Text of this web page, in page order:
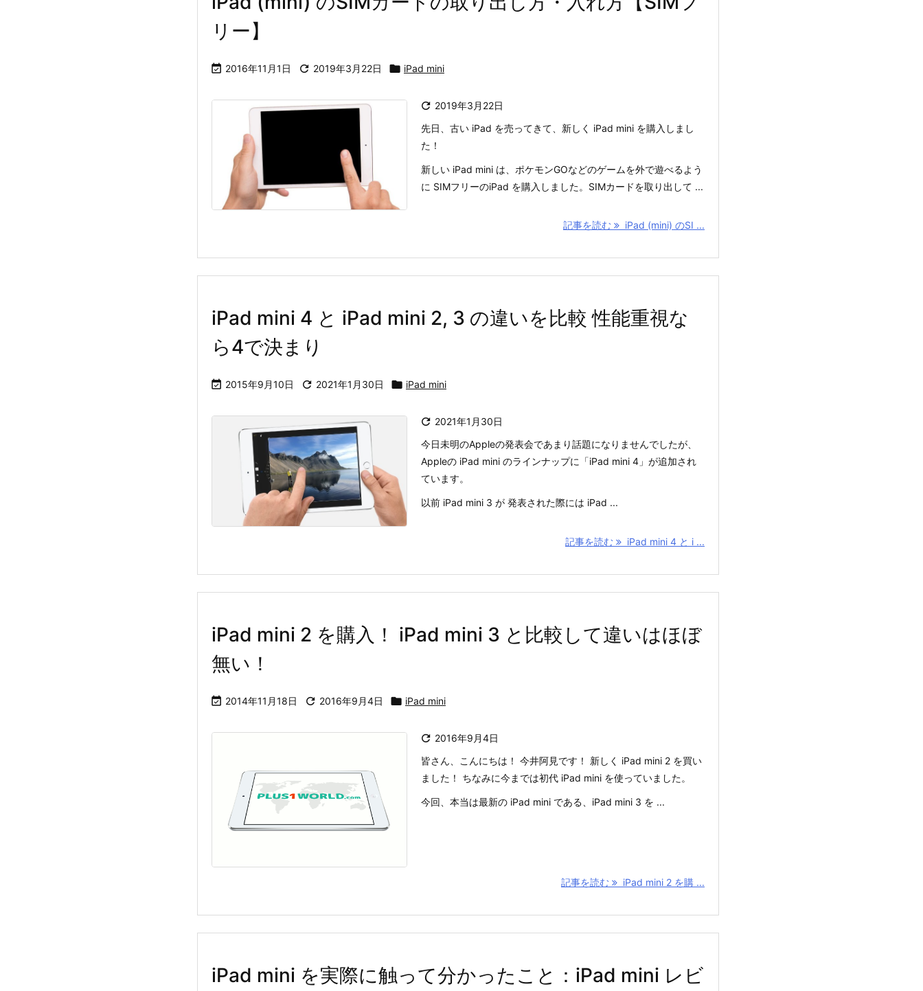
リー】
 2016年11月1日  2019年3月22日  iPad mini
 2019年3月22日
先日、古い iPad を売ってきて、新しく iPad mini を購入しまし
た！
新しい iPad mini は、ポケモンGOなどのゲームを外で遊べるよう
に SIMフリーのiPad を購入しました。SIMカードを取り出して ...
記事を読む iPad (mini) のSI ...
iPad mini 4 と iPad mini 2, 3 の違いを比較 性能重視な
ら4で決まり
 2015年9月10日  2021年1月30日  iPad mini
 2021年1月30日
今日未明のAppleの発表会であまり話題になりませんでしたが、
Appleの iPad mini のラインナップに「iPad mini 4」が追加され
ています。
以前 iPad mini 3 が 発表された際には iPad ...
記事を読む iPad mini 4 と i ...
iPad mini 2 を購入！ iPad mini 3 と比較して違いはほぼ
無い！
 2014年11月18日  2016年9月4日  iPad mini
 2016年9月4日
皆さん、こんにちは！ 今井阿見です！ 新しく iPad mini 2 を買い
ました！ ちなみに今までは初代 iPad mini を使っていました。
今回、本当は最新の iPad mini である、iPad mini 3 を ...
記事を読む iPad mini 2 を購 ...
iPad mini を実際に触って分かったこと：iPad mini レビ